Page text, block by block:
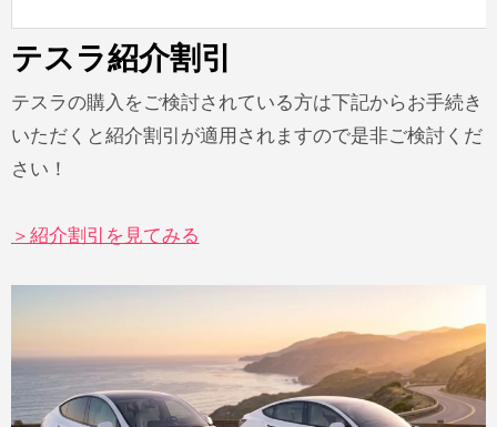
テスラ紹介割引
テスラの購入をご検討されている方は下記からお手続き
いただくと紹介割引が適用されますので是非ご検討くだ
さい！
＞紹介割引を見てみる